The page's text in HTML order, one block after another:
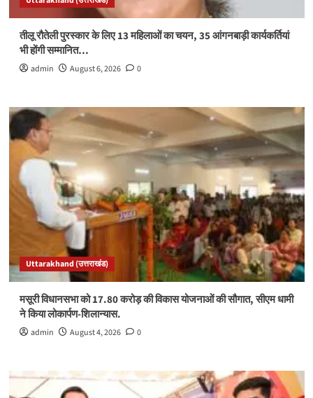
तीलू रौतेली पुरस्कार के लिए 13 महिलाओं का चयन, 35 आंगनबाड़ी कार्यकर्तियां
भी होंगी सम्मानित…
admin August 6, 2026 0
Uttarakhand (उत्तराखंड)
मसूरी विधानसभा को 17.80 करोड़ की विकास योजनाओं की सौगात, सीएम धामी
ने किया लोकार्पण-शिलान्यास.
admin August 4, 2026 0